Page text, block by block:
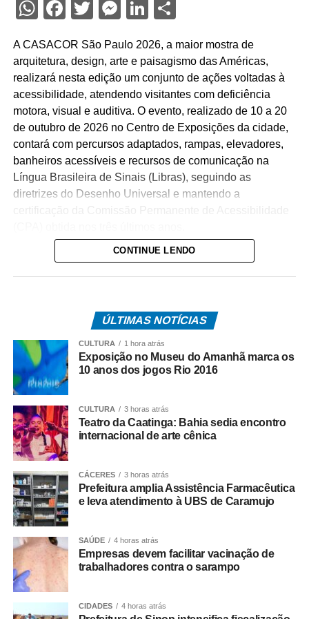
WhatsApp
Facebook
TwitterMessenger
LinkedIn
A CASACOR São Paulo 2026, a maior mostra de
arquitetura, design, arte e paisagismo das Américas,
realizará nesta edição um conjunto de ações voltadas à
acessibilidade, atendendo visitantes com deficiência
motora, visual e auditiva. O evento, realizado de 10 a 20
de outubro de 2026 no Centro de Exposições da cidade,
contará com percursos adaptados, rampas, elevadores,
banheiros acessíveis e recursos de comunicação na
Língua Brasileira de Sinais (Libras), seguindo as
diretrizes do Desenho Universal e mantendo a
O percurso acessível inclui rampas de inclinação
adequada, circulação livre para cadeiras de rodas e
acessibilidade que permitem a visita a mezaninos e aos
níveis superiores sem comprometer o conceito
arquitetônico dos projetos. Nove banheiros foram
adaptados, oferecendo cabines exclusivas, áreas
familiares e, em alguns casos, instalações para crianças
e pessoas de baixa estatura.
Diversos projetos da mostra incorporam recursos de
acessibilidade como parte da linguagem dos ambientes.
Entre eles, destaca‑se o “Nota em Linhas”, de Rafaella
Manso, que dispõe de elevador para o pavimento
superior; o Restaurante Raiz, de Marta Martins, que
integra soluções de acessibilidade ao seu layout; “A
Poética do Ritmo”, de Isabella Nalon, concebido para
receber visitantes por meio de elevador; e a Casa da
Marcenaria Brasileira, de João Panaggio, equipada com
plataforma elevatória para percursos completos. Outros
ambientes, como o banheiro Galeria (Carlos Navarro) e o
CONTINUE LENDO
ÚLTIMAS NOTÍCIAS
CULTURA 1 hora atrás
Exposição no Museu do Amanhã marca os
10 anos dos jogos Rio 2016
CULTURA 3 horas atrás
Teatro da Caatinga: Bahia sedia encontro
internacional de arte cênica
CÁCERES 3 horas atrás
Prefeitura amplia Assistência Farmacêutica
e leva atendimento à UBS de Caramujo
SAÚDE 4 horas atrás
Empresas devem facilitar vacinação de
trabalhadores contra o sarampo
CIDADES 4 horas atrás